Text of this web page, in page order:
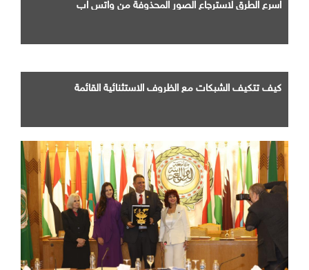
كيف تتكيف الشبكات مع الظروف الاستثنائية القائمة